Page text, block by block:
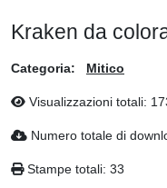
Kraken da
Categoria: Mitico
Visualizzazioni totali:
Numero totale di
Stampe totali: 33